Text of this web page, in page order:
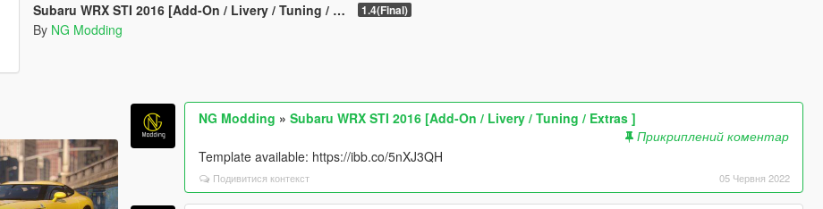
Subaru WRX STI 2016 [Add-On / Livery / Tuning / Extras ] 1.4(Final)
By NG Modding
NG Modding »Subaru WRX STI 2016 [Add-On / Livery / Tuning / Extras ]
Прикриплений коментар
Template available: https://ibb.co/5nXJ3QH
Подивитися контекст 05 Червня 2022